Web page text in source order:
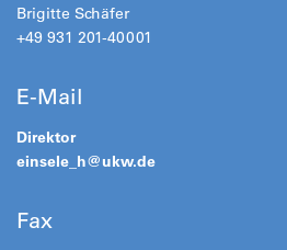
Brigitte Schäfer
+49 931 201-40001
E-Mail
Direktor
einsele_h@ukw.de
Fax